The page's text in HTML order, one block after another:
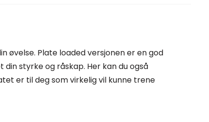
øvelse. Plate loaded versjonen er en god
styrke og råskap. Her kan du også
er til deg som virkelig vil kunne trene